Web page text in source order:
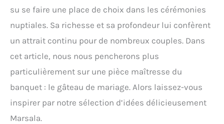
su se faire une place de choix dans les cérémonies
nuptiales. Sa richesse et sa profondeur lui confèrent
un attrait continu pour de nombreux couples. Dans
cet article, nous nous pencherons plus
particulièrement sur une pièce maîtresse du
banquet : le gâteau de mariage. Alors laissez-vous
inspirer par notre sélection d’idées délicieusement
Marsala.